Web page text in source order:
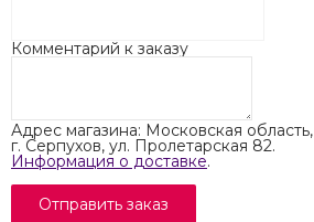
Комментарий к заказу
Адрес магазина: Московская область,
г. Серпухов, ул. Пролетарская 82.
Информация о доставке.